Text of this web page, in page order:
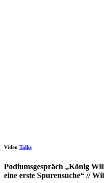
Video Talks
Podiumsgespräch „König
eine erste Spurensuche“ //